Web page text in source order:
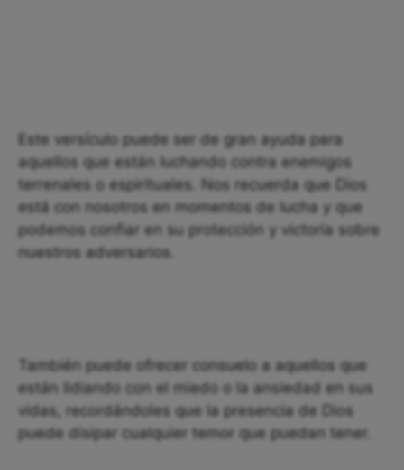
Este versículo puede ser de gran ayuda para
aquellos que están luchando contra enemigos
terrenales o espirituales. Nos recuerda que Dios
está con nosotros en momentos de lucha y que
podemos confiar en su protección y victoria sobre
nuestros adversarios.
También puede ofrecer consuelo a aquellos que
están lidiando con el miedo o la ansiedad en sus
vidas, recordándoles que la presencia de Dios
puede disipar cualquier temor que puedan tener.